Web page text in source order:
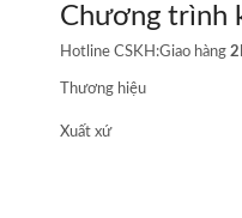
số
lượng
Chương trình
Hotline CSKH:Giao hàng
Thương hiệu
Xuất xứ